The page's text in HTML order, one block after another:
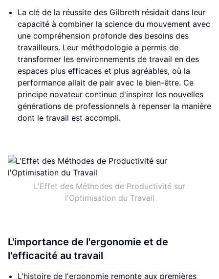
La clé de la réussite des Gilbreth résidait dans leur
capacité à combiner la science du mouvement avec
une compréhension profonde des besoins des
travailleurs. Leur méthodologie a permis de
transformer les environnements de travail en des
espaces plus efficaces et plus agréables, où la
performance allait de pair avec le bien-être. Ce
principe novateur continue d'inspirer les nouvelles
générations de professionnels à repenser la manière
dont le travail est accompli.
L'Effet des Méthodes de Productivité sur
l'Optimisation du Travail
L'importance de l'ergonomie et de
l'efficacité au travail
L'histoire de l'ergonomie remonte aux premières